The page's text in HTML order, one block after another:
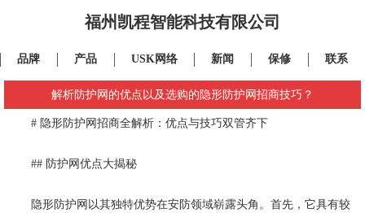
福州凯程智能科技有限公司
品牌 产品 USK网络 新闻 保修 联系
解析防护网的优点以及选购的隐形防护网招商技巧？
# 隐形防护网招商全解析：优点与技巧双管齐下
## 防护网优点大揭秘
隐形防护网以其独特优势在安防领域崭露头角。首先，它具有较